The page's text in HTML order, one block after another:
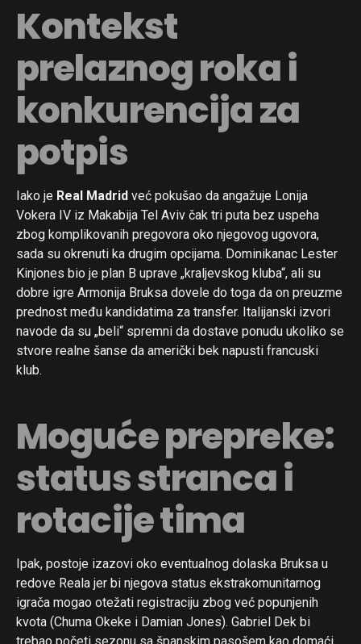
Kontekst
prelaznog roka i
konkurencija za
potpis
Iako je Real Madrid već pokušao da angažuje Lonija
Vokera IV iz Makabija Tel Aviv čak tri puta bez uspeha
zbog komplikovanih pregovora oko njegovog ugovora,
sada su okrenuti ka drugim opcijama. Dominikanac Lester
Kinjones bio je plan B uprave „kraljevskog kluba“, ali su
dobre igre Armonija Bruksa dovele do toga da on preuzme
prednost među kandidatima za transfer. Italijanski izvori
navode da su „beli“ spremni da dostave ponudu ukoliko se
stvore realne šanse da američki bek napusti francuski
klub.
Moguće prepreke:
status stranca i
rotacije tima
Ipak, postoje izazovi oko eventualnog dolaska Bruksa u
redove Reala jer bi njegova status ekstrakomunitarnog
igrača mogao otežati registraciju zbog već popunjenih
kvota (Chuma Okeke i Damian Jones). Gabriel Dek bi
trebao početi sezonu sa španskim pasošem kao domaći